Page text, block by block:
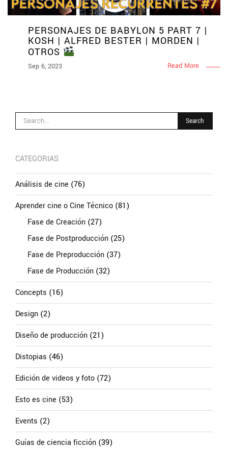
PERSONAJES DE BABYLON 5 PART 7 |
KOSH | ALFRED BESTER | MORDEN |
OTROS
Sep 6, 2023 Read More
CATEGORIAS
Análisis de cine (76)
Aprender cine o Cine Técnico (81)
Fase de Creación (27)
Fase de Postproducción (25)
Fase de Preproducción (37)
Fase de Producción (32)
Concepts (16)
Design (2)
Diseño de producción (21)
Distopias (46)
Edición de videos y foto (72)
Esto es cine (53)
Events (2)
Guías de ciencia ficción (39)